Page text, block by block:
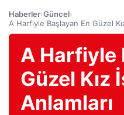
Haberler›Güncel›
A Harfiyle Başlayan En Güzel
A Harfiyle
Güzel Kız
Anlamları